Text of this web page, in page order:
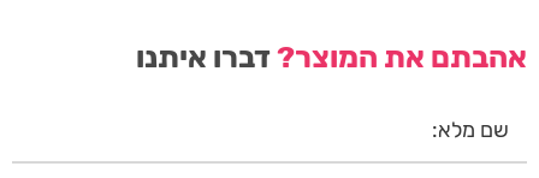
אהבתם את המוצר?דברו איתנו